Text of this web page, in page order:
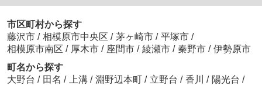
市区町村から探す
藤沢市 / 相模原市中央区 / 茅ヶ崎市 / 平塚市 /
相模原市南区 / 厚木市 / 座間市 / 綾瀬市 / 秦野市 / 伊勢原市
町名から探す
大野台 / 田名 / 上溝 / 淵野辺本町 / 立野台 / 香川 / 陽光台 /